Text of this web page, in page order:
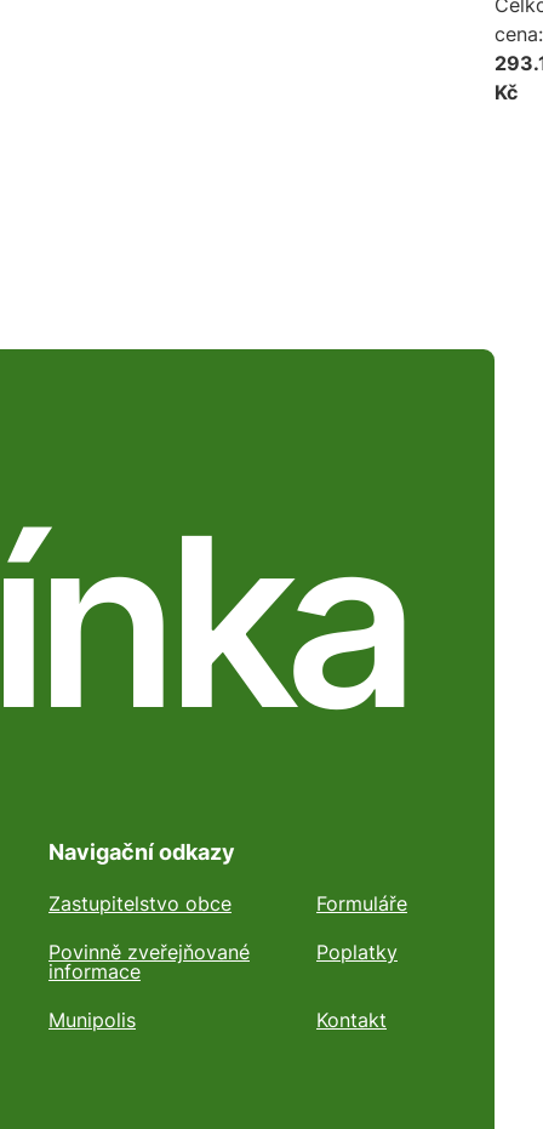
cena:
Kč
Navigační odkazy
Zastupitelstvo obce
Formuláře
Povinně zveřejňované
informace
Poplatky
Munipolis Kontakt